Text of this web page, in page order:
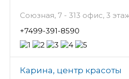
Союзная, 7 - 313 офис, 3
+7499-391-8590
Карина, центр красоты